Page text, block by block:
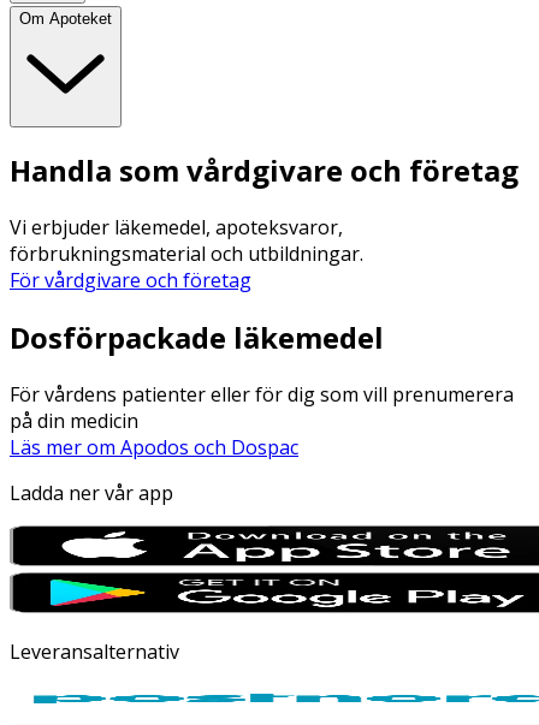
Om Apoteket
Handla som vårdgivare och företag
Vi erbjuder läkemedel, apoteksvaror,
förbrukningsmaterial och utbildningar.
För vårdgivare och företag
Dosförpackade läkemedel
För vårdens patienter eller för dig som vill prenumerera
på din medicin
Läs mer om Apodos och Dospac
Ladda ner vår app
Leveransalternativ